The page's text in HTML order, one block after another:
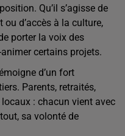
Qu’il s’agisse de
ou d’accès à la culture,
porter la voix des
certains projets.
d’un fort
Parents, retraités,
: chacun vient avec
sa volonté de